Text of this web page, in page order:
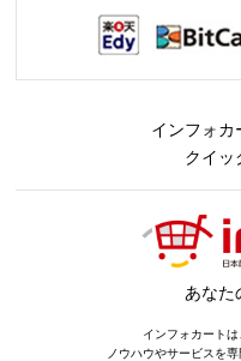
インフォカ
クイッ
あなた
インフォカート
ノウハウやサービスを